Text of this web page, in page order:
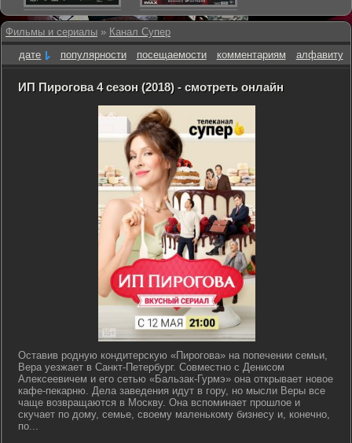
Фильмы и сериалы » Канал Супер
дате
популярности посещаемости комментариям алфавиту
ИП Пирогова 4 сезон (2018) - смотреть онлайн
Оставив родную кондитерскую «Пирогова» на попечении семьи,
Вера уезжает в Санкт-Петербург. Совместно с Денисом
Алексеевичем и его сетью «Бальзак-Гурмэ» она открывает новое
кафе-пекарню. Дела заведения идут в гору, но мысли Веры все
чаще возвращаются в Москву. Она вспоминает прошлое и
скучает по дому, семье, своему маленькому бизнесу и, конечно,
по...